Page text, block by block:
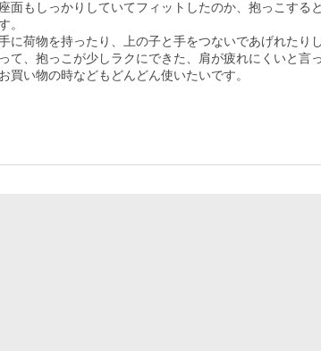
面もしっかりしていてフィットしたのか、抱っこする
。
に荷物を持ったり、上の子と手をつないであげれたり
て、抱っこが少しラクにできた、肩が疲れにくいと言
買い物の時などもどんどん使いたいです。